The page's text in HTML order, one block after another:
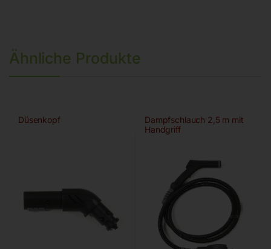
Ähnliche Produkte
Düsenkopf
Dampfschlauch 2,5 m mit
Handgriff